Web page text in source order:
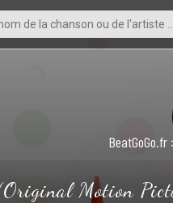
BeatGoGo.fr
Motion